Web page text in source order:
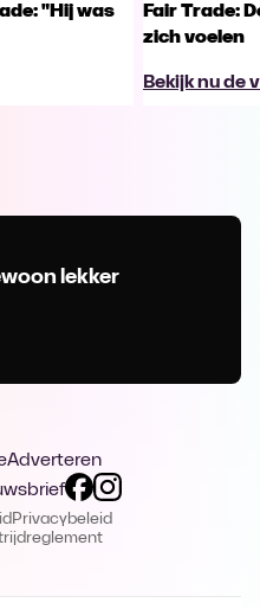
"Hij was
Fair Trade:
zich voelen
Bekijk nu de
lekker
Adverteren
Privacybeleid